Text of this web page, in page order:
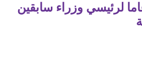
15 و12 عاما لرئيسي وزراء سابقين